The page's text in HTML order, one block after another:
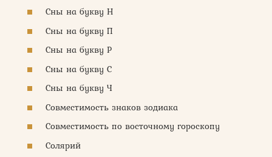
Сны на букву Н
Сны на букву П
Сны на букву Р
Сны на букву С
Сны на букву Ч
Совместимость знаков зодиака
Совместимость по восточному гороскопу
Солярий